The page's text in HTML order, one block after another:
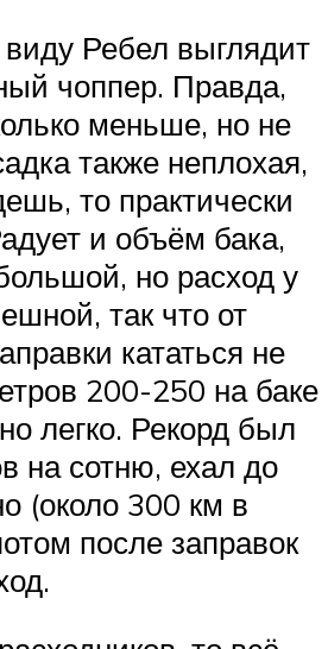
Ребел выглядит
чоппер. Правда,
меньше, но не
также неплохая,
то практически
и объём бака,
но расход у
так что от
кататься не
200-250 на баке
легко. Рекорд был
на сотню, ехал до
(около 300 км в
после заправок